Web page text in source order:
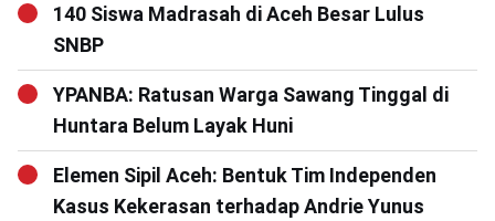
140 Siswa Madrasah di Aceh Besar Lulus
SNBP
YPANBA: Ratusan Warga Sawang Tinggal di
Huntara Belum Layak Huni
Elemen Sipil Aceh: Bentuk Tim Independen
Kasus Kekerasan terhadap Andrie Yunus